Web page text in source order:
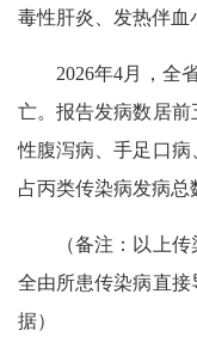
毒性肝炎、发热伴血
2026年4月，全省
亡。报告发病数居
性腹泻病、手足口病
占丙类传染病发病总
（备注：以上传
全由所患传染病直
据）